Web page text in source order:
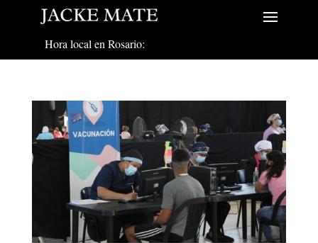
Hora local en Rosario: